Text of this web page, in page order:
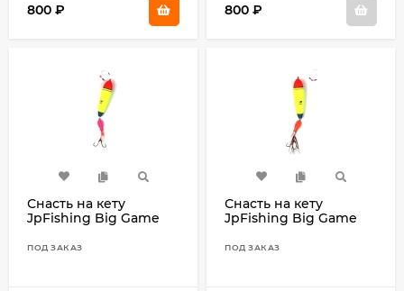
800 ₽ 800 ₽
Снасть на кету
JpFishing Big Game
поплавок, джиггер
ПОД ЗАКАЗ
Снасть на кету
JpFishing Big Game
поплавок, джиггер
ПОД ЗАКАЗ